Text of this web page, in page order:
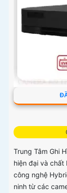
Trung Tâm Ghi
hiện đại và chất
công nghệ
ninh từ các